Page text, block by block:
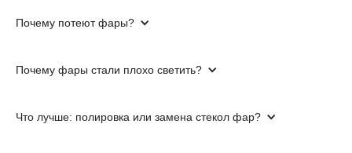
Почему потеют фары?
Почему фары стали плохо светить?
Что лучше: полировка или замена стекол фар?